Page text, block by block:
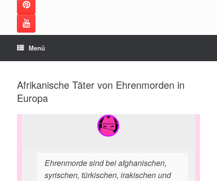
Menü
Afrikanische Täter von Ehrenmorden in
Europa
Ehrenmorde sind bei afghanischen,
syrischen, türkischen, irakischen und